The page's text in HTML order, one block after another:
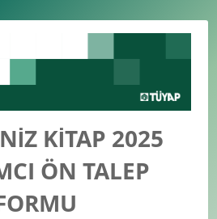
KİTAP 2025
ÖN TALEP